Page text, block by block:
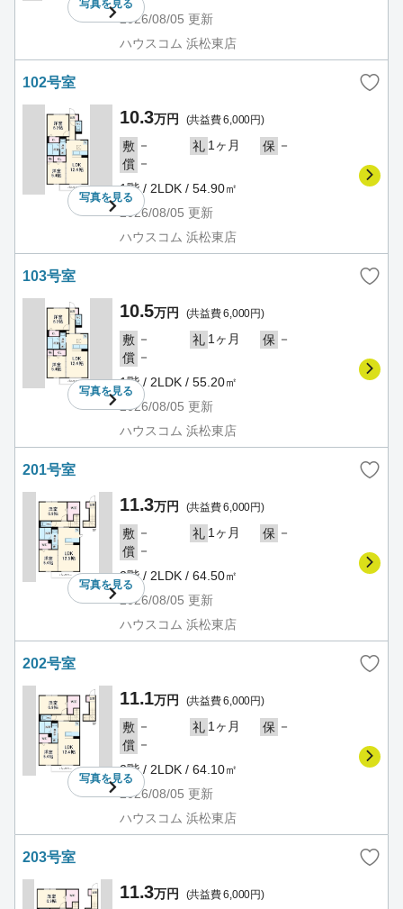
写真を見る
2026/08/05 更新
ハウスコム 浜松東店
102号室
写真を見る
10.3万円 (共益費 6,000円)
敷 － 礼 1ヶ月 保 －
償 －
1階 / 2LDK / 54.90㎡
2026/08/05 更新
ハウスコム 浜松東店
103号室
写真を見る
10.5万円 (共益費 6,000円)
敷 － 礼 1ヶ月 保 －
償 －
1階 / 2LDK / 55.20㎡
2026/08/05 更新
ハウスコム 浜松東店
201号室
写真を見る
11.3万円 (共益費 6,000円)
敷 － 礼 1ヶ月 保 －
償 －
2階 / 2LDK / 64.50㎡
2026/08/05 更新
ハウスコム 浜松東店
202号室
写真を見る
11.1万円 (共益費 6,000円)
敷 － 礼 1ヶ月 保 －
償 －
2階 / 2LDK / 64.10㎡
2026/08/05 更新
ハウスコム 浜松東店
203号室
11.3万円 (共益費 6,000円)